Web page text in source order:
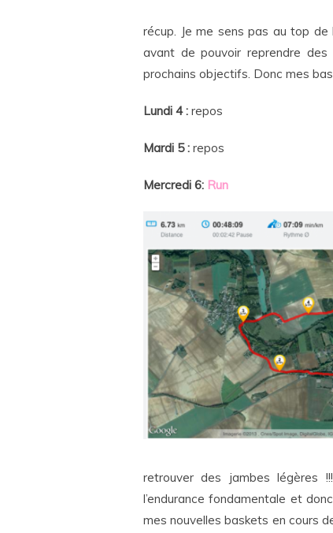
récup. Je me sens pas au top
avant de pouvoir reprendre
prochains objectifs. Donc mes
Lundi 4 : repos
Mardi 5 : repos
Mercredi 6: Run
retrouver des jambes légères
l’endurance fondamentale et
mes nouvelles baskets en cours